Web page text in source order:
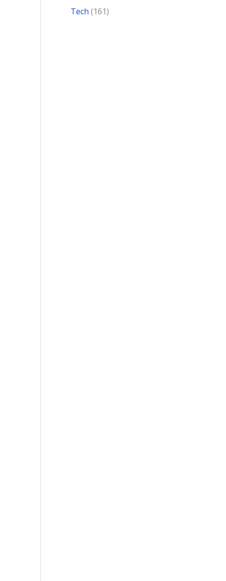
Tech (161)